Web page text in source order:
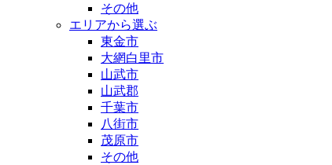
その他
エリアから選ぶ
東金市
大網白里市
山武市
山武郡
千葉市
八街市
茂原市
その他